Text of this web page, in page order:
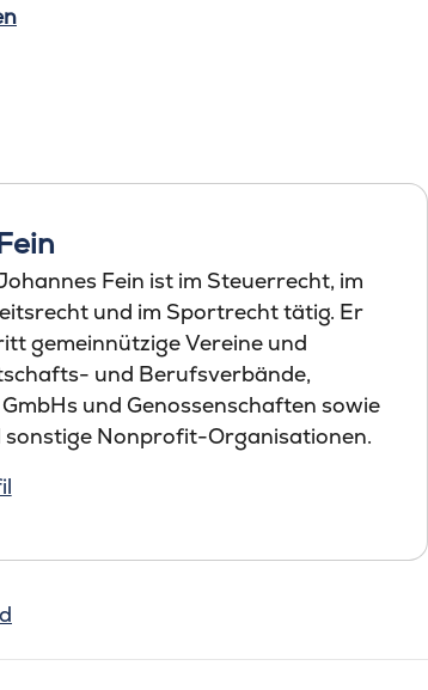
Fein ist im Steuerrecht, im
und im Sportrecht tätig. Er
gemeinnützige Vereine und
und Berufsverbände,
und Genossenschaften sowie
Nonprofit-Organisationen.